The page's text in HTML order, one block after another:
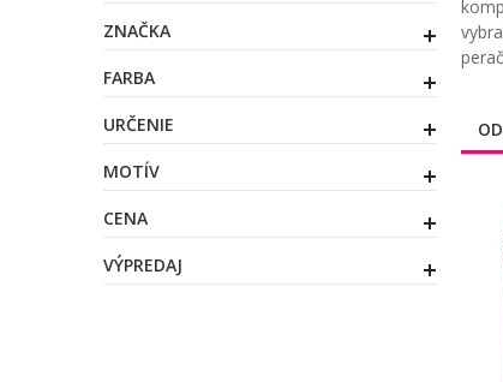
ZNAČKA
FARBA
URČENIE
MOTÍV
CENA
VÝPREDAJ